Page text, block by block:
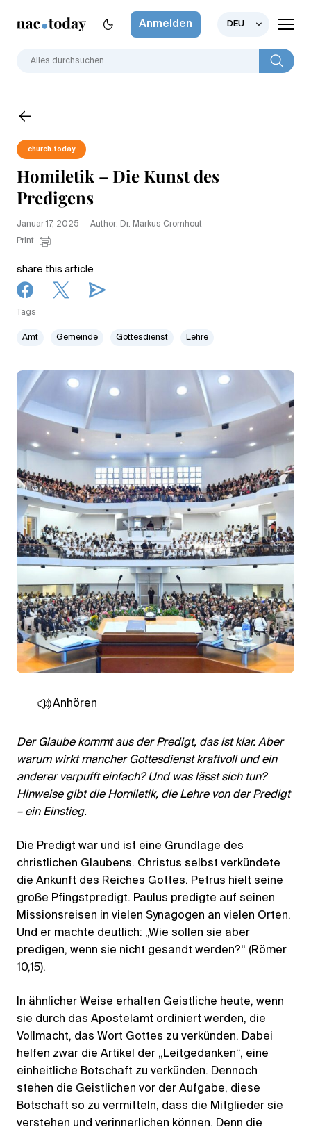
Anmelden DEU
church.today
Homiletik – Die Kunst des
Predigens
Januar 17, 2025
Author: Dr. Markus Cromhout
Print
share this article
Tags
Amt Gemeinde Gottesdienst Lehre
Anhören
Der Glaube kommt aus der Predigt, das ist klar. Aber
warum wirkt mancher Gottesdienst kraftvoll und ein
anderer verpufft einfach? Und was lässt sich tun?
Hinweise gibt die Homiletik, die Lehre von der Predigt
– ein Einstieg.
Die Predigt war und ist eine Grundlage des
christlichen Glaubens. Christus selbst verkündete
die Ankunft des Reiches Gottes. Petrus hielt seine
große Pfingstpredigt. Paulus predigte auf seinen
Missionsreisen in vielen Synagogen an vielen Orten.
Und er machte deutlich: „Wie sollen sie aber
predigen, wenn sie nicht gesandt werden?“ (Römer
10,15).
In ähnlicher Weise erhalten Geistliche heute, wenn
sie durch das Apostelamt ordiniert werden, die
Vollmacht, das Wort Gottes zu verkünden. Dabei
helfen zwar die Artikel der „Leitgedanken“, eine
einheitliche Botschaft zu verkünden. Dennoch
stehen die Geistlichen vor der Aufgabe, diese
Botschaft so zu vermitteln, dass die Mitglieder sie
verstehen und verinnerlichen können. Denn die